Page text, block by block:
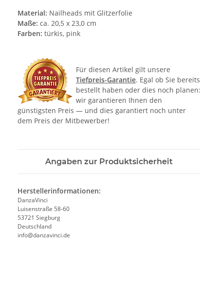
Material: Nailheads mit Glitzerfolie
Maße: ca. 20,5 x 23,0 cm
Farben: türkis, pink
Für diesen Artikel gilt unsere
Tiefpreis-Garantie. Egal ob Sie bereits
bestellt haben oder dies noch planen:
wir garantieren Ihnen den
günstigsten Preis — und dies garantiert noch unter
dem Preis der Mitbewerber!
Angaben zur Produktsicherheit
Herstellerinformationen:
DanzaVinci
Luisenstraße 58-60
53721 Siegburg
Deutschland
info@danzavinci.de